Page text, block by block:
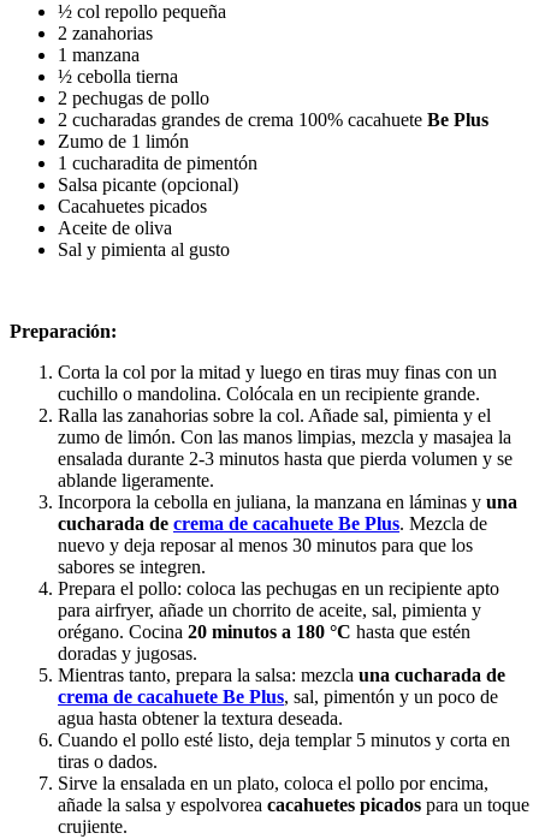
½ col repollo pequeña
2 zanahorias
1 manzana
½ cebolla tierna
2 pechugas de pollo
2 cucharadas grandes de crema 100% cacahuete Be Plus
Zumo de 1 limón
1 cucharadita de pimentón
Salsa picante (opcional)
Cacahuetes picados
Aceite de oliva
Sal y pimienta al gusto
Preparación:
Corta la col por la mitad y luego en tiras muy finas con un
cuchillo o mandolina. Colócala en un recipiente grande.
Ralla las zanahorias sobre la col. Añade sal, pimienta y el
zumo de limón. Con las manos limpias, mezcla y masajea la
ensalada durante 2-3 minutos hasta que pierda volumen y se
ablande ligeramente.
Incorpora la cebolla en juliana, la manzana en láminas y una
cucharada de crema de cacahuete Be Plus. Mezcla de
nuevo y deja reposar al menos 30 minutos para que los
sabores se integren.
Prepara el pollo: coloca las pechugas en un recipiente apto
para airfryer, añade un chorrito de aceite, sal, pimienta y
orégano. Cocina 20 minutos a 180 °C hasta que estén
doradas y jugosas.
Mientras tanto, prepara la salsa: mezcla una cucharada de
crema de cacahuete Be Plus, sal, pimentón y un poco de
agua hasta obtener la textura deseada.
Cuando el pollo esté listo, deja templar 5 minutos y corta en
tiras o dados.
Sirve la ensalada en un plato, coloca el pollo por encima,
añade la salsa y espolvorea cacahuetes picados para un toque
crujiente.